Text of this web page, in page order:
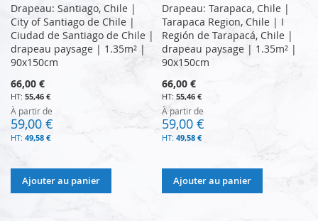
Drapeau: Santiago, Chile |
City of Santiago de Chile |
Ciudad de Santiago de Chile |
drapeau paysage | 1.35m² |
90x150cm
66,00 €
55,46 €
À partir de
59,00 €
49,58 €
Ajouter au panier
Drapeau: Tarapaca, Chile |
Tarapaca Region, Chile | I
Región de Tarapacá, Chile |
drapeau paysage | 1.35m² |
90x150cm
66,00 €
55,46 €
À partir de
59,00 €
49,58 €
Ajouter au panier